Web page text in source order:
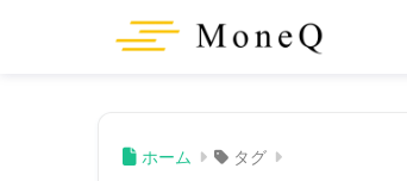
ホーム タグ